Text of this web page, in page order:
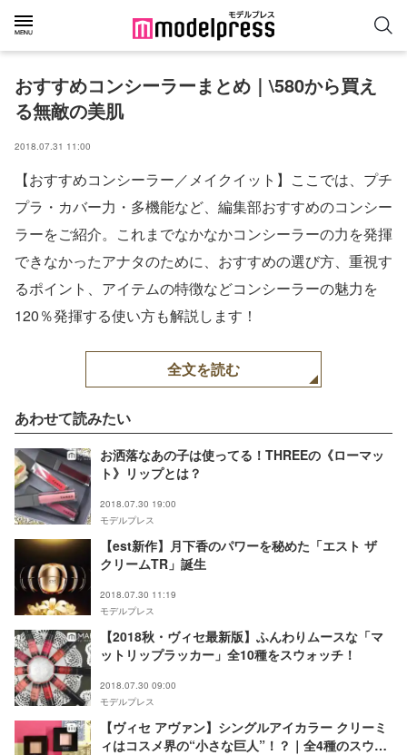
おすすめコンシーラーまとめ｜\580から買え
る無敵の美肌
2018.07.31 11:00
【おすすめコンシーラー／メイクイット】ここでは、プチ
プラ・カバー力・多機能など、編集部おすすめのコンシー
ラーをご紹介。これまでなかなかコンシーラーの力を発揮
できなかったアナタのために、おすすめの選び方、重視す
るポイント、アイテムの特徴などコンシーラーの魅力を
120％発揮する使い方も解説します！
全文を読む
あわせて読みたい
お洒落なあの子は使ってる！THREEの《ローマッ
ト》リップとは？
2018.07.30 19:00
モデルプレス
【est新作】月下香のパワーを秘めた「エスト ザ
クリームTR」誕生
2018.07.30 11:19
モデルプレス
【2018秋・ヴィセ最新版】ふんわりムースな「マ
ットリップラッカー」全10種をスウォッチ！
2018.07.30 09:00
モデルプレス
【ヴィセ アヴァン】シングルアイカラー クリーミ
ィはコスメ界の“小さな巨人”！？｜全4種のスウォ